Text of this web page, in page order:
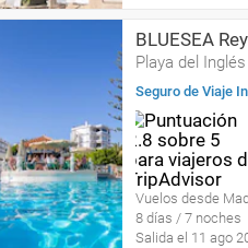
BLUESEA
Playa del Inglés
Seguro de Viaje
Vuelos desde
8 días / 7 noches
Salida el 11 ago